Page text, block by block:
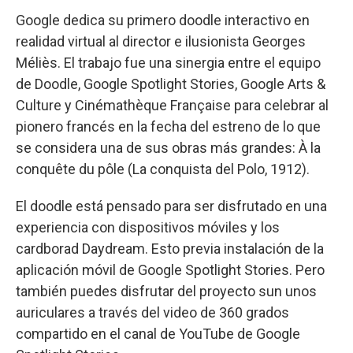
Google dedica su primero doodle interactivo en
realidad virtual al director e ilusionista Georges
Méliès. El trabajo fue una sinergia entre el equipo
de Doodle, Google Spotlight Stories, Google Arts &
Culture y Cinémathèque Française para celebrar al
pionero francés en la fecha del estreno de lo que
se considera una de sus obras más grandes: À la
conquête du pôle (La conquista del Polo, 1912).
El doodle está pensado para ser disfrutado en una
experiencia con dispositivos móviles y los
cardborad Daydream. Esto previa instalación de la
aplicación móvil de Google Spotlight Stories. Pero
también puedes disfrutar del proyecto sun unos
auriculares a través del video de 360 grados
compartido en el canal de YouTube de Google